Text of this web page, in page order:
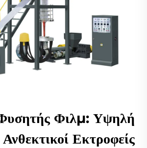
Φιλμ: Υψηλή
Εκτροφείς